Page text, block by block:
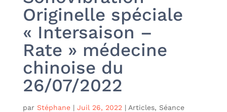
Originelle spéciale
« Intersaison –
Rate » médecine
chinoise du
26/07/2022
par Stéphane| Juil 26, 2022 | Articles, Séance